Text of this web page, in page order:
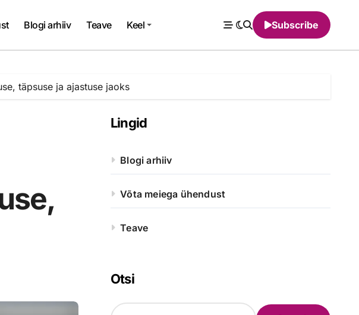
Blogi arhiiv Teave Keel Subscribe
täpsuse ja ajastuse jaoks
Lingid
Blogi arhiiv
Võta meiega ühendust
Teave
Otsi
S